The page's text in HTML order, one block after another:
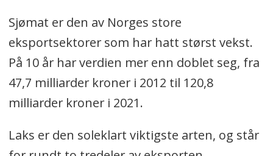
Sjømat er den av Norges store
eksportsektorer som har hatt størst vekst.
På 10 år har verdien mer enn doblet seg, fra
47,7 milliarder kroner i 2012 til 120,8
milliarder kroner i 2021.
Laks er den soleklart viktigste arten, og står